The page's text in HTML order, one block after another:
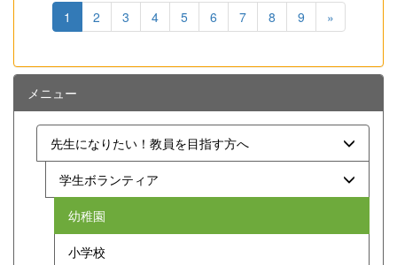
1 2 3 4 5 6 7 8 9 »
メニュー
先生になりたい！教員を目指す方へ
学生ボランティア
幼稚園
小学校